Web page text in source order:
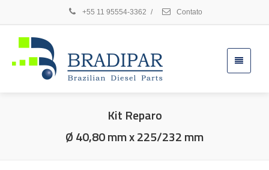
+55 11 95554-3362 / Contato
Kit Reparo
Ø 40,80 mm x 225/232 mm